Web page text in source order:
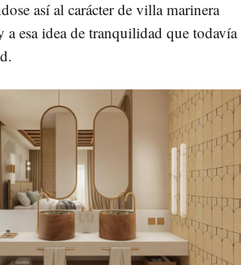
así al carácter de villa marinera
a esa idea de tranquilidad que todavía